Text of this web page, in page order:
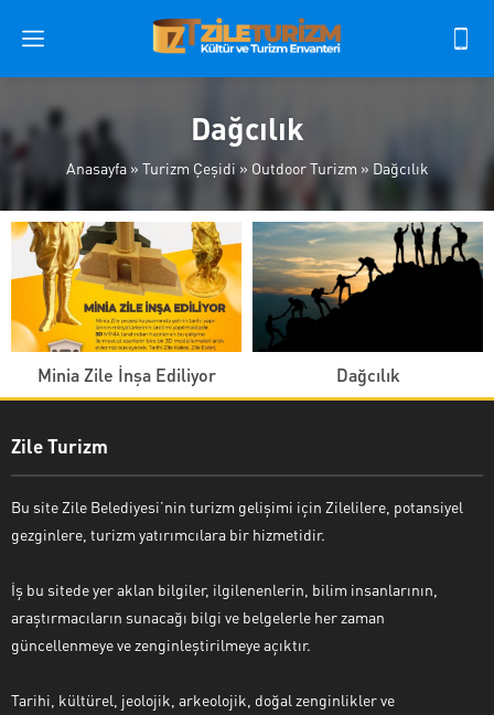
Dağcılık
Anasayfa» Turizm Çeşidi » Outdoor Turizm » Dağcılık
Minia Zile İnşa Ediliyor Dağcılık
Zile Turizm
Bu site Zile Belediyesi’nin turizm gelişimi için Zilelilere, potansiyel
gezginlere, turizm yatırımcılara bir hizmetidir.
İş bu sitede yer aklan bilgiler, ilgilenenlerin, bilim insanlarının,
araştırmacıların sunacağı bilgi ve belgelerle her zaman
güncellenmeye ve zenginleştirilmeye açıktır.
Tarihi, kültürel, jeolojik, arkeolojik, doğal zenginlikler ve